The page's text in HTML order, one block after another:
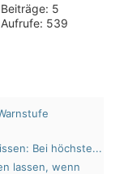
Beiträge: 5
Aufrufe: 539
Bei höchste...
lassen, wenn